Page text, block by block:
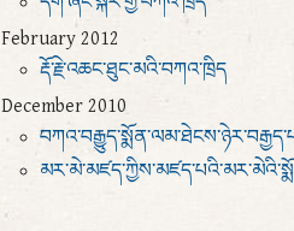
February 2012
རྡོ་རྗེ་འཆང་ཐུང་མའི་བཀའ་ཁྲིད
December 2010